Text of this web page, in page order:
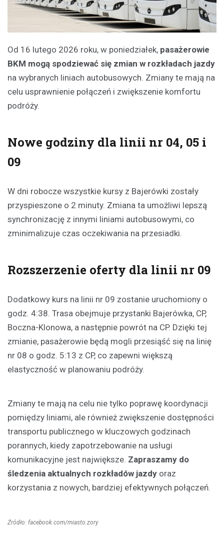
Od 16 lutego 2026 roku, w poniedziałek, pasażerowie
BKM mogą spodziewać się zmian w rozkładach jazdy
na wybranych liniach autobusowych. Zmiany te mają na
celu usprawnienie połączeń i zwiększenie komfortu
podróży.
Nowe godziny dla linii nr 04, 05 i
09
W dni robocze wszystkie kursy z Bajerówki zostały
przyspieszone o 2 minuty. Zmiana ta umożliwi lepszą
synchronizację z innymi liniami autobusowymi, co
zminimalizuje czas oczekiwania na przesiadki.
Rozszerzenie oferty dla linii nr 09
Dodatkowy kurs na linii nr 09 zostanie uruchomiony o
godz. 4:38. Trasa obejmuje przystanki Bajerówka, CP,
Boczna-Klonowa, a następnie powrót na CP. Dzięki tej
zmianie, pasażerowie będą mogli przesiąść się na linię
nr 08 o godz. 5:13 z CP, co zapewni większą
elastyczność w planowaniu podróży.
Zmiany te mają na celu nie tylko poprawę koordynacji
pomiędzy liniami, ale również zwiększenie dostępności
transportu publicznego w kluczowych godzinach
porannych, kiedy zapotrzebowanie na usługi
komunikacyjne jest największe. Zapraszamy do
śledzenia aktualnych rozkładów jazdy oraz
korzystania z nowych, bardziej efektywnych połączeń.
Źródło: facebook.com/miasto.zory